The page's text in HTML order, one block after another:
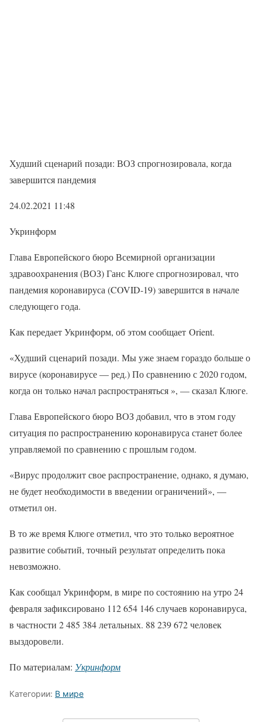
Худший сценарий позади: ВОЗ спрогнозировала, когда
завершится пандемия
24.02.2021 11:48
Укринформ
Глава Европейского бюро Всемирной организации
здравоохранения (ВОЗ) Ганс Клюге спрогнозировал, что
пандемия коронавируса (COVID-19) завершится в начале
следующего года.
Как передает Укринформ, об этом сообщает Orient.
«Худший сценарий позади. Мы уже знаем гораздо больше о
вирусе (коронавирусе — ред.) По сравнению с 2020 годом,
когда он только начал распространяться », — сказал Клюге.
Глава Европейского бюро ВОЗ добавил, что в этом году
ситуация по распространению коронавируса станет более
управляемой по сравнению с прошлым годом.
«Вирус продолжит свое распространение, однако, я думаю,
не будет необходимости в введении ограничений», —
отметил он.
В то же время Клюге отметил, что это только вероятное
развитие событий, точный результат определить пока
невозможно.
Как сообщал Укринформ, в мире по состоянию на утро 24
февраля зафиксировано 112 654 146 случаев коронавируса,
в частности 2 485 384 летальных. 88 239 672 человек
выздоровели.
По материалам: Укринформ
Категории: В мире